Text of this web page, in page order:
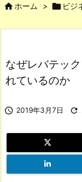
ホーム >  ビジ
なぜレバテッ
れているのか
 2019年3月7日 